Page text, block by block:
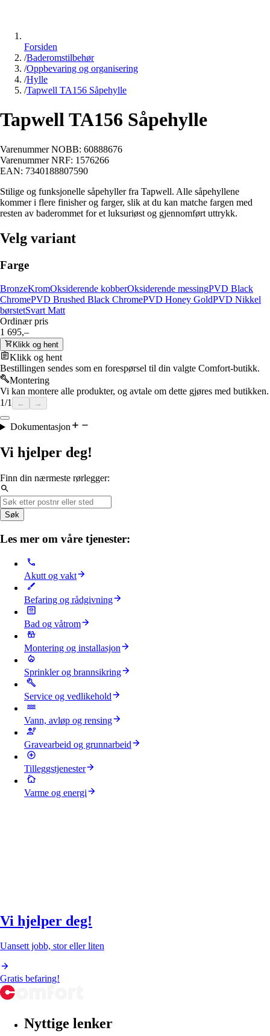
Forsiden
/Baderomstilbehør
/Oppbevaring og organisering
/Hylle
/Tapwell TA156 Såpehylle
Tapwell TA156 Såpehylle
Varenummer NOBB: 60888676
Varenummer NRF: 1576266
EAN: 7340188807590
Stilige og funksjonelle såpehyller fra Tapwell. Alle såpehyllene
kommer i flere finisher og farger, slik at du kan matche fargen med
resten av baderommet for et luksuriøst og gjennomført uttrykk.
Velg variant
Farge
BronzeKromOksiderende kobberOksiderende messingPVD Black
ChromePVD Brushed Black ChromePVD Honey GoldPVD Nikkel
børstetSvart Matt
Ordinær pris
1 695,–
Klikk og hent
Klikk og hent
Bestillingen sendes som en forespørsel til din valgte Comfort-butikk.
Montering
Vi kan montere alle produkter, og avtale om dette gjøres med butikken.
1/1 ← →
Dokumentasjon
Vi hjelper deg!
Finn din nærmeste rørlegger:
Søk
Les mer om våre tjenester:
Akutt og vakt
Befaring og rådgivning
Bad og våtrom
Montering og installasjon
Sprinkler og brannsikring
Service og vedlikehold
Vann, avløp og rensing
Gravearbeid og grunnarbeid
Tilleggstjenester
Varme og energi
Vi hjelper deg!
Uansett jobb, stor eller liten
Gratis befaring!
Nyttige lenker